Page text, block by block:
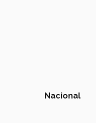
Nacional